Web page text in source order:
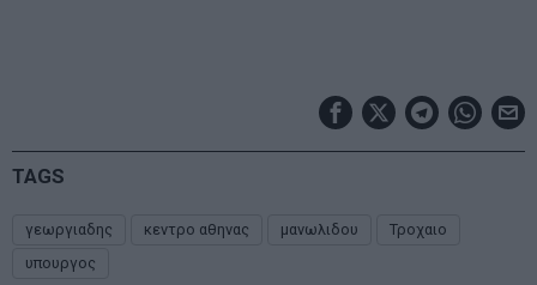
TAGS
γεωργιαδης κεντρο αθηνας μανωλιδου
Τροχαιο
υπουργος